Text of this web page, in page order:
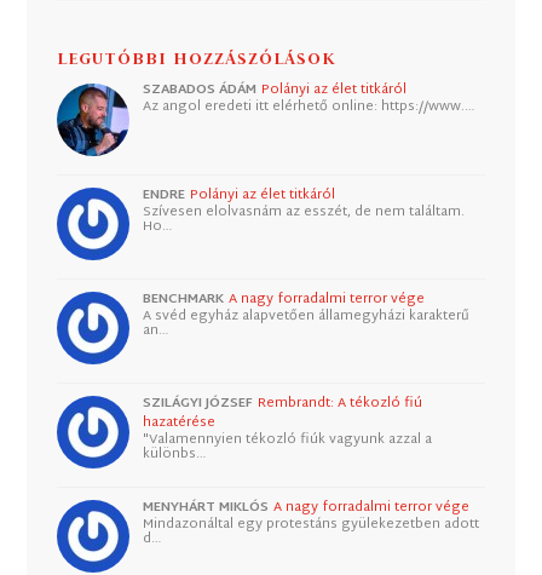
LEGUTÓBBI HOZZÁSZÓLÁSOK
SZABADOS ÁDÁM Polányi az élet titkáról
Az angol eredeti itt elérhető online: https://www.…
ENDRE Polányi az élet titkáról
Szívesen elolvasnám az esszét, de nem találtam.
Ho…
BENCHMARK A nagy forradalmi terror vége
A svéd egyház alapvetően államegyházi karakterű
an…
SZILÁGYI JÓZSEF Rembrandt: A tékozló fiú
hazatérése
"Valamennyien tékozló fiúk vagyunk azzal a
különbs…
MENYHÁRT MIKLÓS A nagy forradalmi terror vége
Mindazonáltal egy protestáns gyülekezetben adott
d…